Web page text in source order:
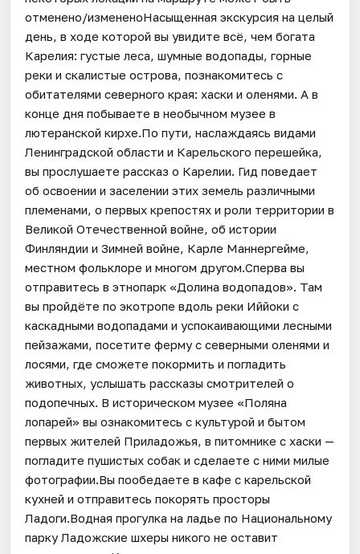
отменено/измененоНасыщенная экскурсия на целый
день, в ходе которой вы увидите всё, чем богата
Карелия: густые леса, шумные водопады, горные
реки и скалистые острова, познакомитесь с
обитателями северного края: хаски и оленями. А в
конце дня побываете в необычном музее в
лютеранской кирхе.По пути, наслаждаясь видами
Ленинградской области и Карельского перешейка,
вы прослушаете рассказ о Карелии. Гид поведает
об освоении и заселении этих земель различными
племенами, о первых крепостях и роли территории в
Великой Отечественной войне, об истории
Финляндии и Зимней войне, Карле Маннергейме,
местном фольклоре и многом другом.Сперва вы
отправитесь в этнопарк «Долина водопадов». Там
вы пройдёте по экотропе вдоль реки Иййоки с
каскадными водопадами и успокаивающими лесными
пейзажами, посетите ферму с северными оленями и
лосями, где сможете покормить и погладить
животных, услышать рассказы смотрителей о
подопечных. В историческом музее «Поляна
лопарей» вы ознакомитесь с культурой и бытом
первых жителей Приладожья, в питомнике с хаски —
погладите пушистых собак и сделаете с ними милые
фотографии.Вы пообедаете в кафе с карельской
кухней и отправитесь покорять просторы
Ладоги.Водная прогулка на ладье по Национальному
парку Ладожские шхеры никого не оставит